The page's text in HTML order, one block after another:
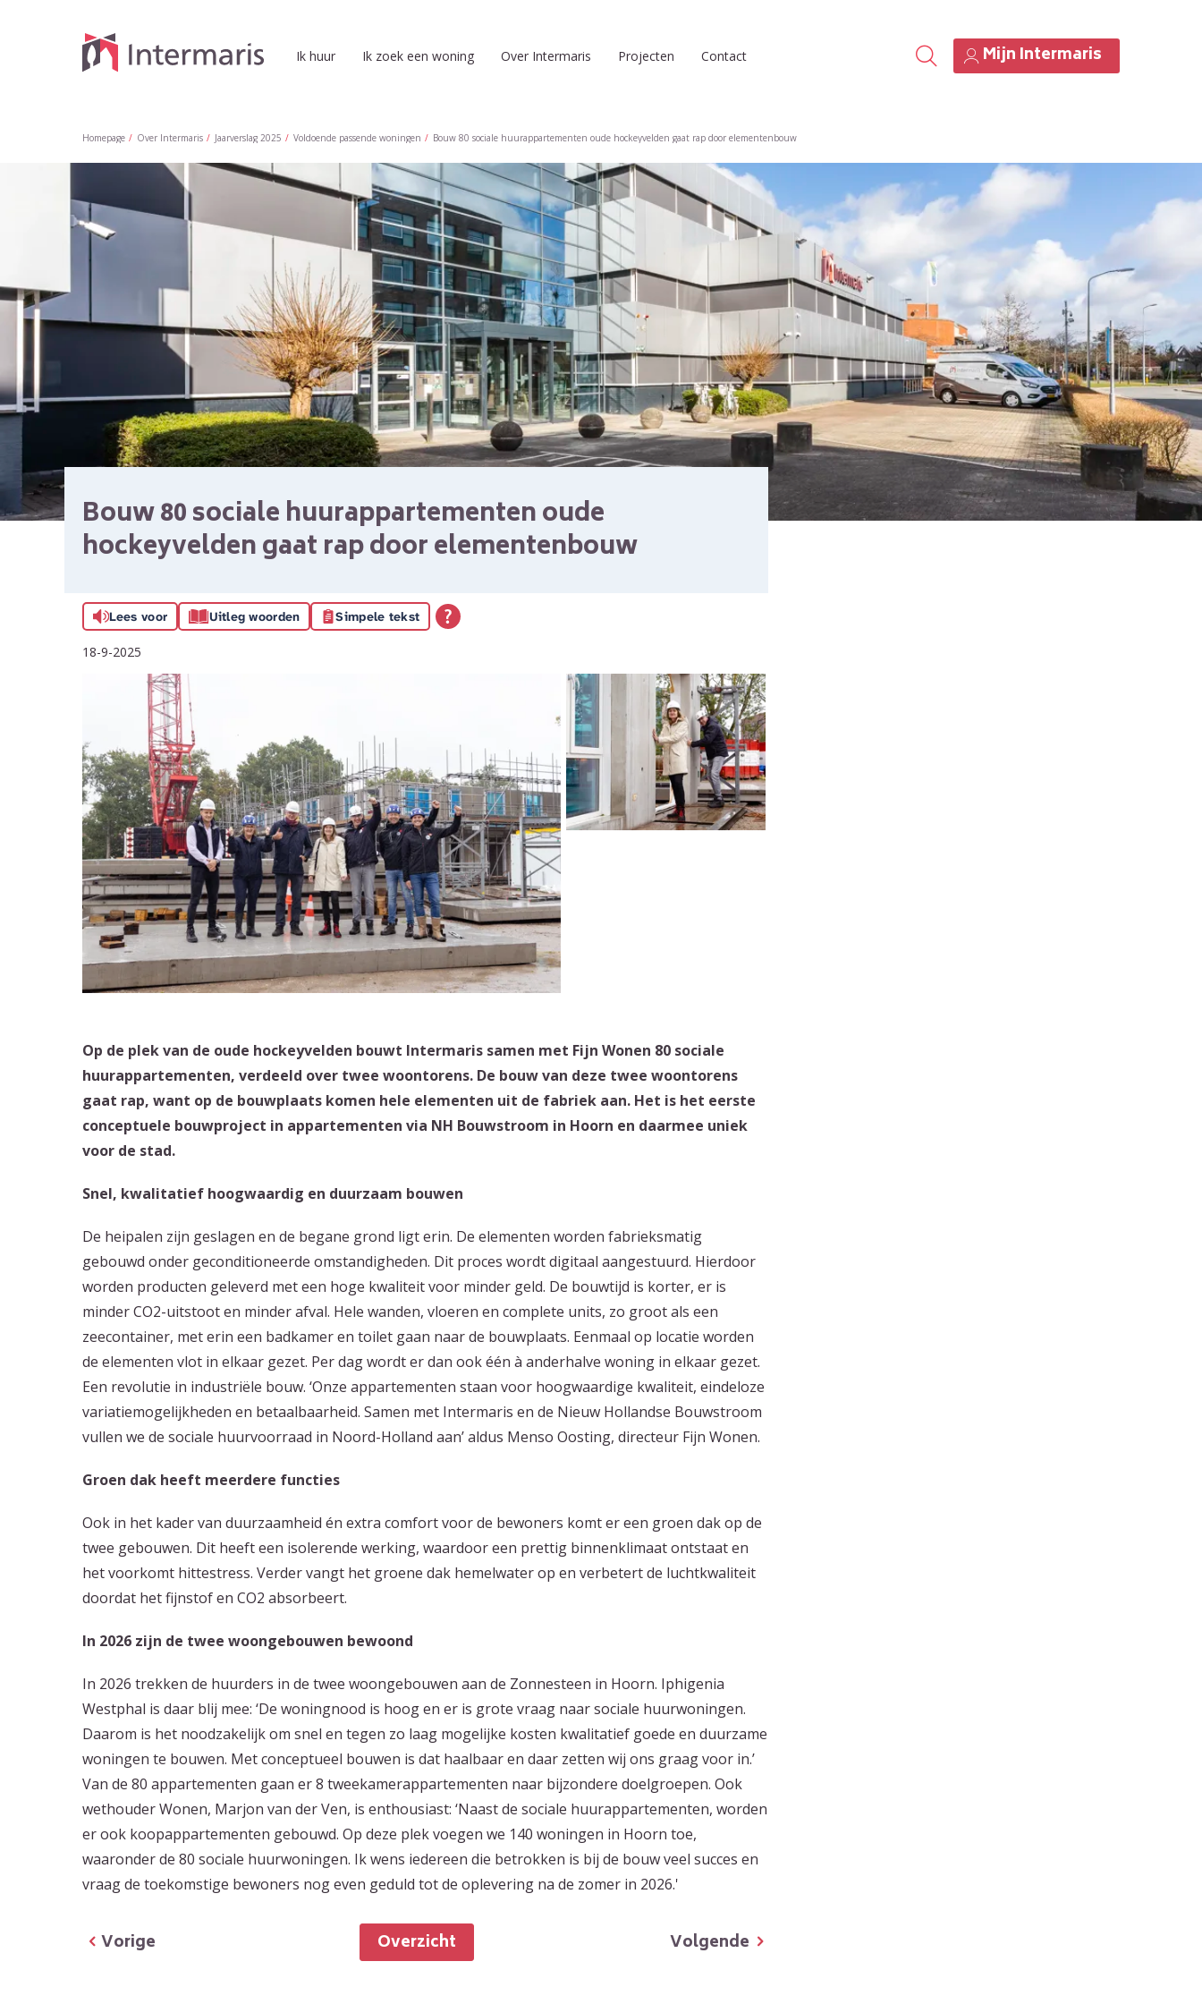
Naar hoofdinhoud
Naar hoofdnavigatiemenu
Naar zoeken
Naar de homepage
Ik huur Ik zoek een woning Over Intermaris Projecten Contact Mijn Intermaris
Homepage Over Intermaris Jaarverslag 2025 Voldoende passende woningen Bouw 80 sociale huurappartementen oude hockeyvelden gaat rap door elementenbouw
Bouw 80 sociale huurappartementen oude
hockeyvelden gaat rap door elementenbouw
Lees voor Uitleg woorden Simpele tekst
18-9-2025
Op de plek van de oude hockeyvelden bouwt Intermaris samen met Fijn Wonen 80 sociale
huurappartementen, verdeeld over twee woontorens. De bouw van deze twee woontorens
gaat rap, want op de bouwplaats komen hele elementen uit de fabriek aan. Het is het eerste
conceptuele bouwproject in appartementen via NH Bouwstroom in Hoorn en daarmee uniek
voor de stad.
Snel, kwalitatief hoogwaardig en duurzaam bouwen
De heipalen zijn geslagen en de begane grond ligt erin. De elementen worden fabrieksmatig
gebouwd onder geconditioneerde omstandigheden. Dit proces wordt digitaal aangestuurd. Hierdoor
worden producten geleverd met een hoge kwaliteit voor minder geld. De bouwtijd is korter, er is
minder CO2-uitstoot en minder afval. Hele wanden, vloeren en complete units, zo groot als een
zeecontainer, met erin een badkamer en toilet gaan naar de bouwplaats. Eenmaal op locatie worden
de elementen vlot in elkaar gezet. Per dag wordt er dan ook één à anderhalve woning in elkaar gezet.
Een revolutie in industriële bouw. ‘Onze appartementen staan voor hoogwaardige kwaliteit, eindeloze
variatiemogelijkheden en betaalbaarheid. Samen met Intermaris en de Nieuw Hollandse Bouwstroom
vullen we de sociale huurvoorraad in Noord-Holland aan’ aldus Menso Oosting, directeur Fijn Wonen.
Groen dak heeft meerdere functies
Ook in het kader van duurzaamheid én extra comfort voor de bewoners komt er een groen dak op de
twee gebouwen. Dit heeft een isolerende werking, waardoor een prettig binnenklimaat ontstaat en
het voorkomt hittestress. Verder vangt het groene dak hemelwater op en verbetert de luchtkwaliteit
doordat het fijnstof en CO2 absorbeert.
In 2026 zijn de twee woongebouwen bewoond
In 2026 trekken de huurders in de twee woongebouwen aan de Zonnesteen in Hoorn. Iphigenia
Westphal is daar blij mee: ‘De woningnood is hoog en er is grote vraag naar sociale huurwoningen.
Daarom is het noodzakelijk om snel en tegen zo laag mogelijke kosten kwalitatief goede en duurzame
woningen te bouwen. Met conceptueel bouwen is dat haalbaar en daar zetten wij ons graag voor in.’
Van de 80 appartementen gaan er 8 tweekamerappartementen naar bijzondere doelgroepen. Ook
wethouder Wonen, Marjon van der Ven, is enthousiast: ‘Naast de sociale huurappartementen, worden
er ook koopappartementen gebouwd. Op deze plek voegen we 140 woningen in Hoorn toe,
waaronder de 80 sociale huurwoningen. Ik wens iedereen die betrokken is bij de bouw veel succes en
vraag de toekomstige bewoners nog even geduld tot de oplevering na de zomer in 2026.'
Volgende
Overzicht
Vorige